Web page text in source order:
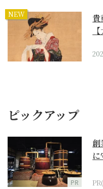
NEW
貴
ピックアップ
PR
創